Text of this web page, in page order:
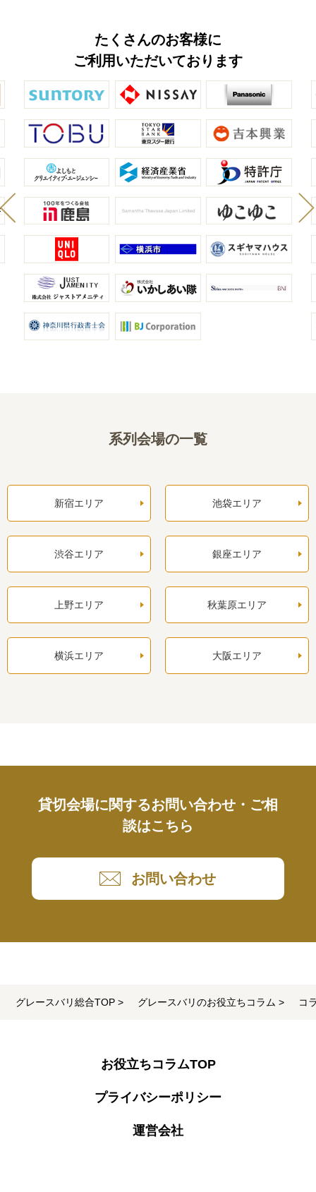
たくさんのお客様に
ご利用いただいております
系列会場の一覧
新宿エリア 池袋エリア
渋谷エリア 銀座エリア
上野エリア 秋葉原エリア
横浜エリア 大阪エリア
貸切会場に関するお問い合わせ・ご相
談はこちら
お問い合わせ
グレースバリ総合TOP グレースバリのお役立ちコラム コ
お役立ちコラムTOP
プライバシーポリシー
運営会社